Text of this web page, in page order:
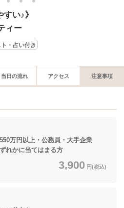
2 3 4
い♪》
ィー
・占い付き
当日の流れ アクセス 注意事項
万円以上・公務員・大手企業
てはまる方
3,900 円(税込)